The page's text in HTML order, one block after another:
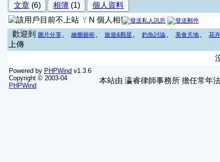
文章 (6) 相簿 (1)
個人資料
ㄚN 個人相簿
歡迎到
圖片分享 繪圖藝術 旅遊&觀星 釣魚討論 美食天地 花
上傳
Powered by PHPWind v1.3.6
Copyright © 2003-04
PHPWind
本站由 瀛睿律師事務所 擔任常年